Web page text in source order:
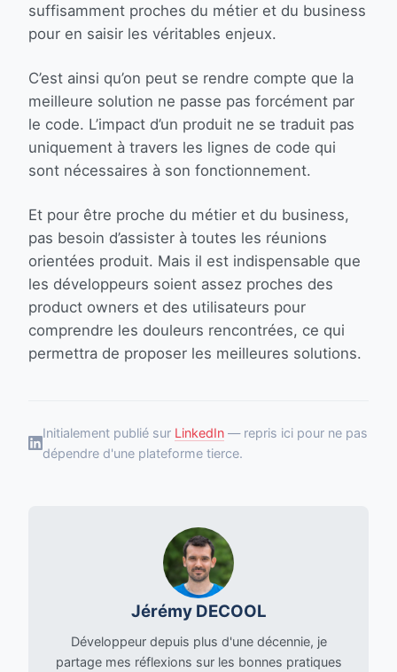
suffisamment proches du métier et du business
pour en saisir les véritables enjeux.
C’est ainsi qu’on peut se rendre compte que la
meilleure solution ne passe pas forcément par
le code. L’impact d’un produit ne se traduit pas
uniquement à travers les lignes de code qui
sont nécessaires à son fonctionnement.
Et pour être proche du métier et du business,
pas besoin d’assister à toutes les réunions
orientées produit. Mais il est indispensable que
les développeurs soient assez proches des
product owners et des utilisateurs pour
comprendre les douleurs rencontrées, ce qui
permettra de proposer les meilleures solutions.
Initialement publié sur LinkedIn — repris ici pour ne pas
dépendre d'une plateforme tierce.
Jérémy DECOOL
Développeur depuis plus d'une décennie, je
partage mes réflexions sur les bonnes pratiques